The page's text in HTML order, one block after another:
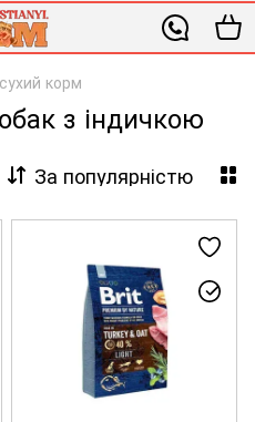
сухий корм
з індичкою
За популярністю